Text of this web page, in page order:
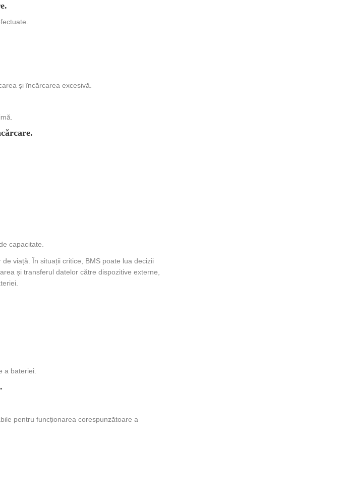
și încărcarea excesivă.
capacitate.
viață. În situații critice, BMS poate lua decizii
și transferul datelor către dispozitive externe,
a bateriei.
pentru funcționarea corespunzătoare a